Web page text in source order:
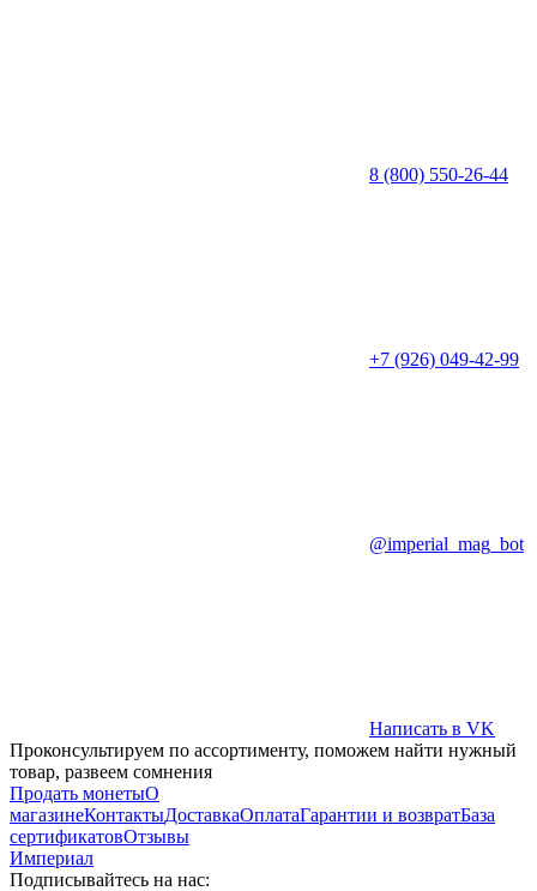
8 (800) 550-26-44
+7 (926) 049-42-99
@imperial_mag_bot
Написать в VK
Проконсультируем по ассортименту, поможем найти нужный
товар, развеем сомнения
Продать монетыО
магазинеКонтактыДоставкаОплатаГарантии и возвратБаза
сертификатовОтзывы
Империал
Подписывайтесь на нас: